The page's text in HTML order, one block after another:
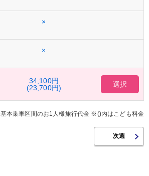
×
×
34,100円
(23,700円)
選択
基本乗車区間のお1人様旅行代金 ※()内はこども料金